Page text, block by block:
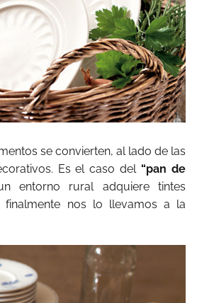
se convierten, al lado de las
Es el caso del“pan de
entorno rural adquiere tintes
finalmente nos lo llevamos a la